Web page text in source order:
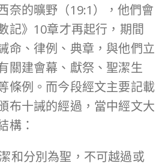
奈的曠野（19:1），他們會
記》10章才再起行，期間
命、律例、典章，與他們立
關建會幕、獻祭、聖潔生
條例。而今段經文主要記載
布十誡的經過，當中經文大
構：
和分別為聖，不可越過或